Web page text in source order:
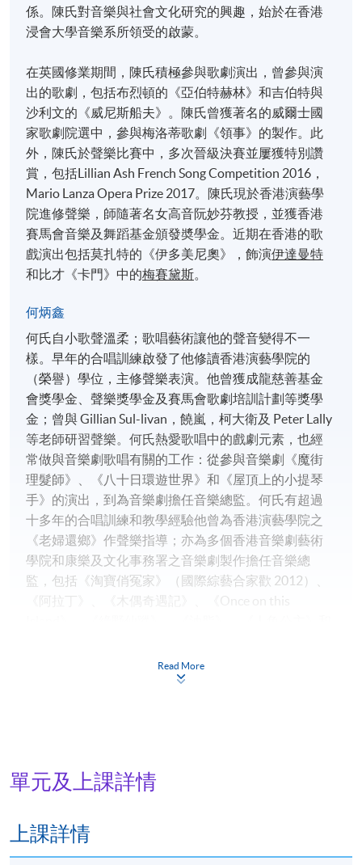
係。陳氏對音樂與社會文化研究的興趣，始於在香港
浸會大學音樂系所領受的啟蒙。
在英國修業期間，陳氏積極參與歌劇演出，曾參與演
出的歌劇，包括布烈頓的《亞伯特赫林》和吉伯特與
沙利文的《威尼斯船夫》。陳氏曾獲著名的威爾士國
家歌劇院選中，參與梅洛蒂歌劇《領事》的製作。此
外，陳氏於聲樂比賽中，多次晉級決賽並屢獲特別讚
賞，包括Lillian Ash French Song Competition 2016，
Mario Lanza Opera Prize 2017。陳氏現於香港演藝學
院進修聲樂，師隨著名女高音阮妙芬教授，並獲香港
賽馬會音樂及舞蹈基金頒發奬學金。近期在香港的歌
戲演出包括莫扎特的《伊多美尼奧》，飾演伊達曼特
和比才《卡門》中的梅賽黛斯。
何炳鑫
何氏自小歌聲溫柔；歌唱藝術讓他的聲音變得不一
樣。早年的合唱訓練啟發了他修讀香港演藝學院的
（榮譽）學位，主修聲樂表演。他曾獲成龍慈善基金
會獎學金、聲樂獎學金及賽馬會歌劇培訓計劃等獎學
金；曾與 Gillian Sul-livan，饒嵐，柯大衛及 Peter Lally
等老師研習聲樂。何氏熱愛歌唱中的戲劇元素，也經
常做與音樂劇歌唱有關的工作：從參與音樂劇《魔街
理髮師》、《八十日環遊世界》和《屋頂上的小提琴
手》的演出，到為音樂劇擔任音樂總監。何氏有超過
十多年的合唱訓練和教學經驗他曾為香港演藝學院之
《老婦還鄉》作聲樂指導；亦為多個香港音樂劇藝術
學院和康樂及文化事務署之音樂劇製作擔任音樂總
監，包括《淘寶俏冤家》（國際綜藝合家歡 2012）、
《阿拉丁》、《木偶奇遇記》、《Once on this
合唱團獎學金。
廖氏為賽馬會香港歌劇院青年演唱家發展計劃畢業生
之一。曾在本、內地、美國及歐洲參與不同歌劇及音
Read More
單元及上課詳情
上課詳情